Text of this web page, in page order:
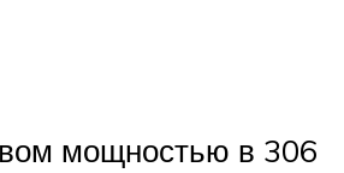
мощностью в 306